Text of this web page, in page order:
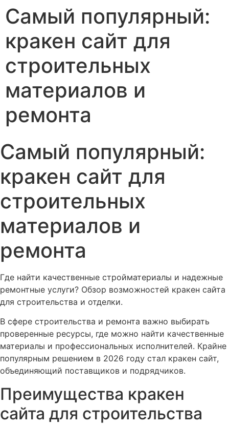
Самый популярный:
кракен сайт для
строительных
материалов и
ремонта
Самый популярный:
кракен сайт для
строительных
материалов и
ремонта
Где найти качественные стройматериалы и надежные
ремонтные услуги? Обзор возможностей кракен сайта
для строительства и отделки.
В сфере строительства и ремонта важно выбирать
проверенные ресурсы, где можно найти качественные
материалы и профессиональных исполнителей. Крайне
популярным решением в 2026 году стал кракен сайт,
объединяющий поставщиков и подрядчиков.
Преимущества кракен
сайта для строительства